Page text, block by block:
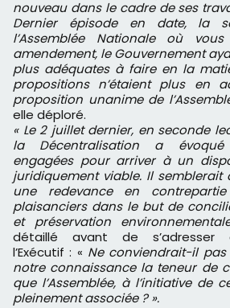
nouveau dans le cadre de ses
Dernier épisode en date, la
l’Assemblée Nationale où
amendement, le Gouvernement
plus adéquates à faire en la
propositions n’étaient plus en
proposition unanime de
elle déploré.
« Le 2 juillet dernier, en seconde
la Décentralisation a
engagées pour arriver à un
juridiquement viable. Il semblerait
une redevance en
plaisanciers dans le but de
et préservation
détaillé avant de
l’Exécutif : « Ne conviendrait-il
notre connaissance la teneur de
que l’Assemblée, à l’initiative de
pleinement associée ? ».